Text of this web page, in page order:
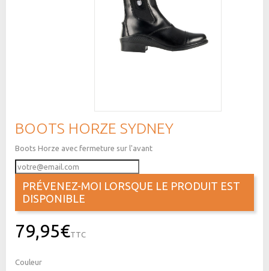
BOOTS HORZE SYDNEY
Boots Horze avec fermeture sur l'avant
PRÉVENEZ-MOI LORSQUE LE PRODUIT EST
DISPONIBLE
79,95€TTC
Couleur